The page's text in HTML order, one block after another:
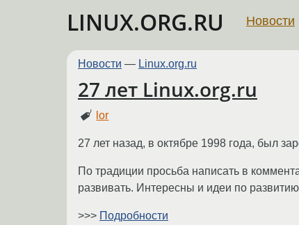
LINUX.ORG.RU Новости
Новости — Linux.org.ru
27 лет Linux.org.ru
lor
27 лет назад, в октябре 1998 года, был
По традиции просьба написать в
развивать. Интересны и идеи по
>>> Подробности